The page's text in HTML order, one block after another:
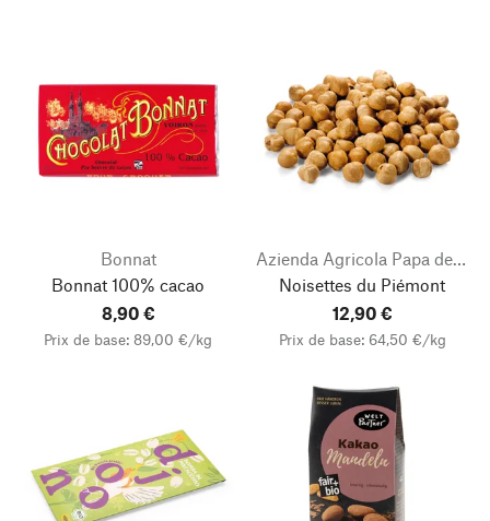
Bonnat
Bonnat 100% cacao
8,90 €
Prix de base: 89,00 €/kg
Noisettes du Piémont
12,90 €
Prix de base: 64,50 €/kg